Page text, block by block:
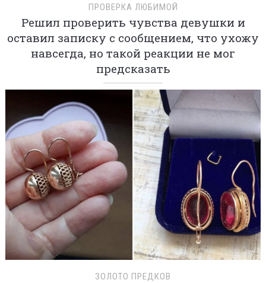
ПРОВЕРКА ЛЮБИМОЙ
Решил проверить чувства девушки и
оставил записку с сообщением, что ухожу
навсегда, но такой реакции не мог
предсказать
ЗОЛОТО ПРЕДКОВ